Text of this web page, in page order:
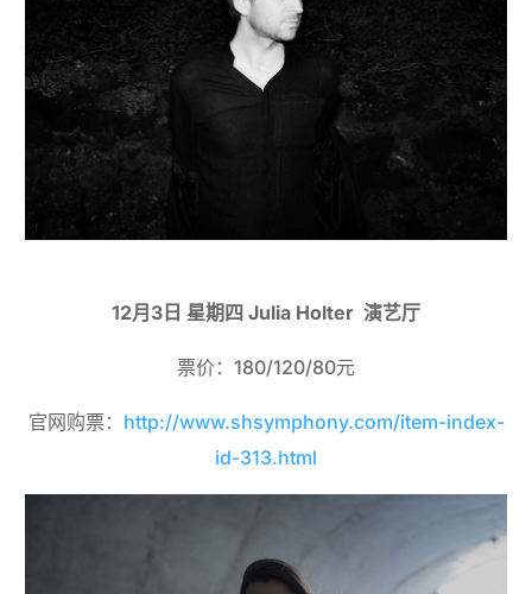
12月3日 星期四 Julia Holter 演艺厅
票价：180/120/80元
官网购票： http://www.shsymphony.com/item-index-
id-313.html